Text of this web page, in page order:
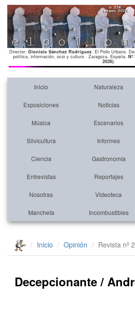
Director: Dionisio Sánchez Rodríguez. El Pollo Urbano.
política, información, ocio y cultura . Zaragoza. España.
2026).
Inicio Naturaleza
Exposiciones Noticias
Música Escenarios
Silvicultura Informes
Ciencia Gastronomía
Entrevistas Reportajes
Nosotras Videoteca
Mancheta Incombustibles
Inicio Opinión Revista nº
Decepcionante /